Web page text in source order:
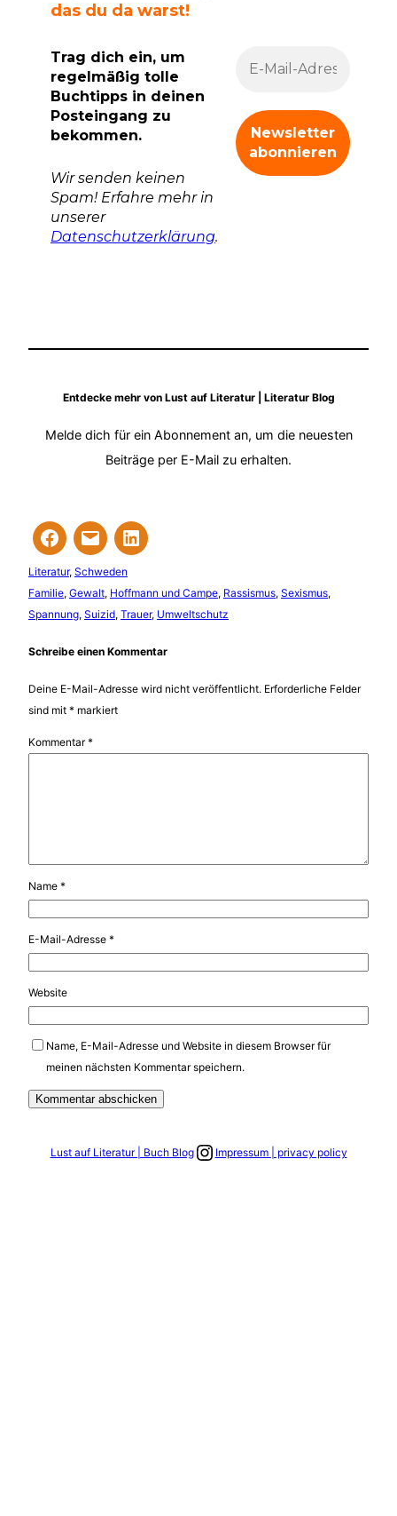
das du da warst!
Trag dich ein, um
regelmäßig tolle
Buchtipps in deinen
Posteingang zu
bekommen.
Wir senden keinen
Spam! Erfahre mehr in
unserer
Datenschutzerklärung.
Entdecke mehr von Lust auf Literatur | Literatur Blog
Melde dich für ein Abonnement an, um die neuesten
Beiträge per E-Mail zu erhalten.
Literatur, Schweden
Familie, Gewalt, Hoffmann und Campe, Rassismus, Sexismus
Spannung, Suizid, Trauer, Umweltschutz
Schreibe einen Kommentar
Deine E-Mail-Adresse wird nicht veröffentlicht. Erforderliche Felder
sind mit * markiert
Kommentar*
Name *
E-Mail-Adresse *
Website
Name, E-Mail-Adresse und Website in diesem Browser für
meinen nächsten Kommentar speichern.
Lust auf Literatur | Buch BlogLink zum Instagram Account
Impressum | privacy policy